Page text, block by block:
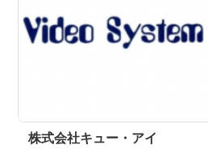
株式会社キュー・アイ